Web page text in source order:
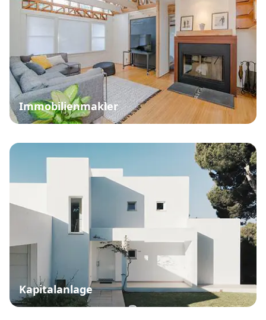
Immobilienmakler
Kapitalanlage